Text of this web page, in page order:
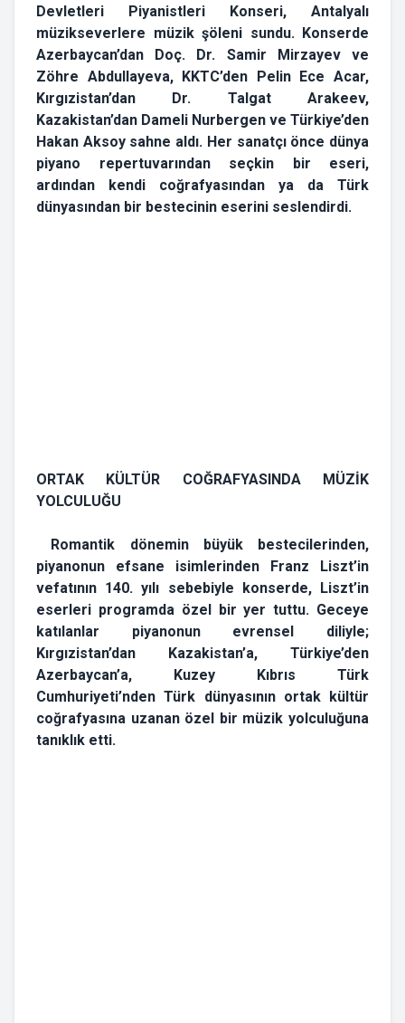
Devletleri Piyanistleri Konseri, Antalyalı
müzikseverlere müzik şöleni sundu. Konserde
Azerbaycan’dan Doç. Dr. Samir Mirzayev ve
Zöhre Abdullayeva, KKTC’den Pelin Ece Acar,
Kırgızistan’dan Dr. Talgat Arakeev,
Kazakistan’dan Dameli Nurbergen ve Türkiye’den
Hakan Aksoy sahne aldı. Her sanatçı önce dünya
piyano repertuvarından seçkin bir eseri,
ardından kendi coğrafyasından ya da Türk
dünyasından bir bestecinin eserini seslendirdi.
ORTAK KÜLTÜR COĞRAFYASINDA MÜZİK
YOLCULUĞU
Romantik dönemin büyük bestecilerinden,
piyanonun efsane isimlerinden Franz Liszt’in
vefatının 140. yılı sebebiyle konserde, Liszt’in
eserleri programda özel bir yer tuttu. Geceye
katılanlar piyanonun evrensel diliyle;
Kırgızistan’dan Kazakistan’a, Türkiye’den
Azerbaycan’a, Kuzey Kıbrıs Türk
Cumhuriyeti’nden Türk dünyasının ortak kültür
coğrafyasına uzanan özel bir müzik yolculuğuna
tanıklık etti.